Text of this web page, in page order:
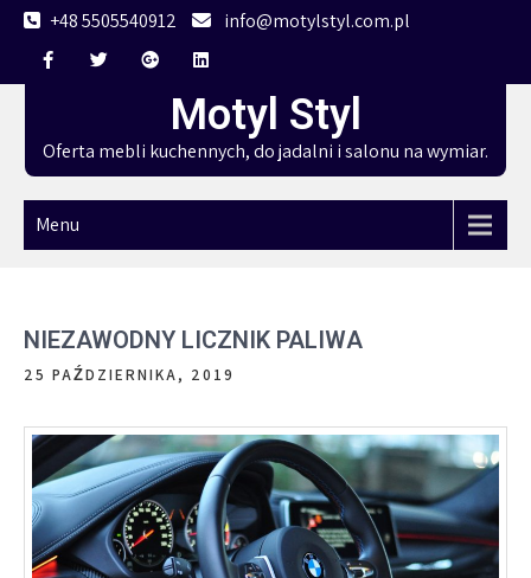
Skip
content
+48 5505540912 info@motylstyl.com.pl
Motyl Styl
Oferta mebli kuchennych, do jadalni i salonu na wymiar.
Menu
NIEZAWODNY LICZNIK PALIWA
25 PAŹDZIERNIKA, 2019